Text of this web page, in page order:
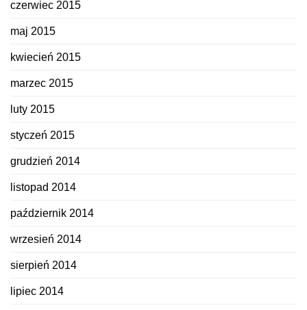
czerwiec 2015
maj 2015
kwiecień 2015
marzec 2015
luty 2015
styczeń 2015
grudzień 2014
listopad 2014
październik 2014
wrzesień 2014
sierpień 2014
lipiec 2014